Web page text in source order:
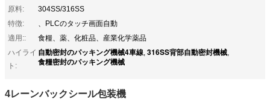
原料:
304SS/316SS
特徴:
、PLCのタッチ画面自動
適用::
食糧、薬、化粧品、産業化学薬品
ハイライ
ト:
自動密封のパッキング機械4車線, 316SS背部自動密封機械,
食糧密封のパッキング機械
4レーンバックシール包装機